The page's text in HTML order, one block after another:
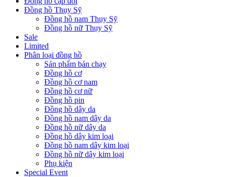
Đồng hồ Thụy Sỹ
Đồng hồ nam Thụy Sỹ
Đồng hồ nữ Thụy Sỹ
Sale
Limited
Phân loại đồng hồ
Sản phẩm bán chạy
Đồng hồ cơ
Đồng hồ cơ nam
Đồng hồ cơ nữ
Đồng hồ pin
Đồng hồ dây da
Đồng hồ nam dây da
Đồng hồ nữ dây da
Đồng hồ dây kim loại
Đồng hồ nam dây kim loại
Đồng hồ nữ dây kim loại
Phụ kiện
Special Event